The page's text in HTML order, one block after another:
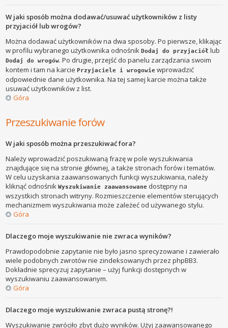
W jaki sposób można dodawać/usuwać użytkowników z listy
przyjaciół lub wrogów?
Można dodawać użytkowników na dwa sposoby. Po pierwsze, klikając
w profilu wybranego użytkownika odnośnikDodaj do przyjaciół lub
Dodaj do wrogów. Po drugie, przejść do panelu zarządzania swoim
kontem i tam na karciePrzyjaciele i wrogowie wprowadzić
odpowiednie dane użytkownika. Na tej samej karcie można także
usuwać użytkowników z list.
Góra
Przeszukiwanie forów
W jaki sposób można przeszukiwać fora?
Należy wprowadzić poszukiwaną frazę w pole wyszukiwania
znajdujące się na stronie głównej, a także stronach forów i tematów.
W celu uzyskania zaawansowanych funkcji wyszukiwania, należy
kliknąć odnośnikWyszukiwanie zaawansowane dostępny na
wszystkich stronach witryny. Rozmieszczenie elementów sterujących
mechanizmem wyszukiwania może zależeć od używanego stylu.
Góra
Dlaczego moje wyszukiwanie nie zwraca wyników?
Prawdopodobnie zapytanie nie było jasno sprecyzowane i zawierało
wiele podobnych zwrotów nie zindeksowanych przez phpBB3.
Dokładnie sprecyzuj zapytanie – użyj funkcji dostępnych w
wyszukiwaniu zaawansowanym.
Góra
Dlaczego moje wyszukiwanie zwraca pustą stronę?!
Wyszukiwanie zwróciło zbyt dużo wyników. Użyj zaawansowanego